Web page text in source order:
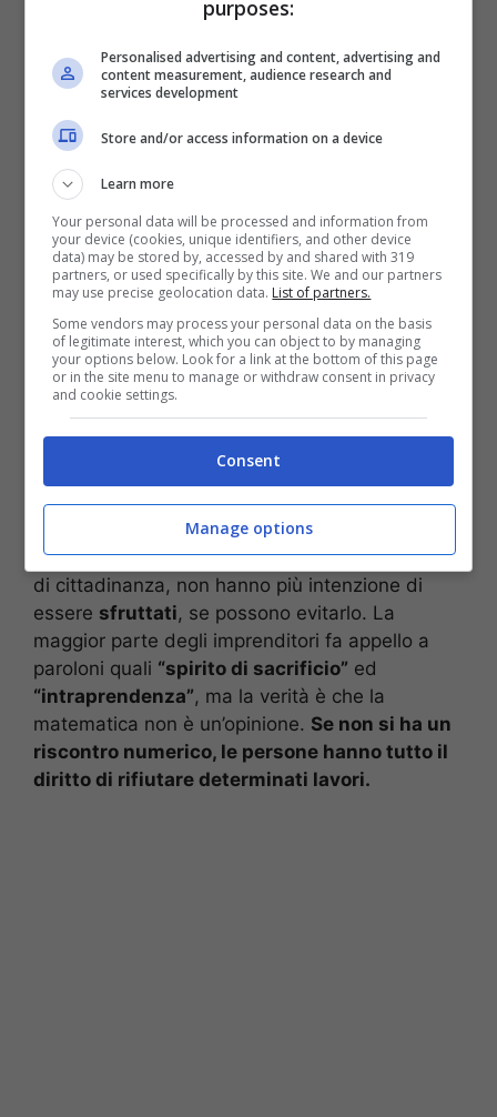
Nonostante la levata di scudi attuata dagli
imprenditori contro la forma di sostegno al
reddito, ideata dalMovimento 5 Stelle, la
questione, in realtà, si pone su un piano
leggermente diverso.
E’ noto e arcinoto che il lavoro stagionale in
Italia sia caratterizzato da
orari eccessivi
retribuzioni non corrispondenti al tempo in
cui si lavora
contratto che viene solitamente riservato a chi
lavora in questo settore.
Coloro che hanno un’alternativa, ossia il Reddito
di cittadinanza, non hanno più intenzione di
essere sfruttati, se possono evitarlo. La
maggior parte degli imprenditori fa appello a
paroloni quali “spirito di sacrificio” ed
“intraprendenza”, ma la verità è che la
matematica non è un’opinione. Se non si ha un
riscontro numerico, le persone hanno tutto il
diritto di rifiutare determinati lavori.
purposes:
Personalised advertising and content, advertising and
content measurement, audience research and
services development
Store and/or access information on a device
Learn more
Your personal data will be processed and information from
your device (cookies, unique identifiers, and other device
data) may be stored by, accessed by and shared with 319
partners, or used specifically by this site. We and our partners
may use precise geolocation data. List of partners.
Some vendors may process your personal data on the basis
of legitimate interest, which you can object to by managing
your options below. Look for a link at the bottom of this page
or in the site menu to manage or withdraw consent in privacy
and cookie settings.
Consent
Manage options